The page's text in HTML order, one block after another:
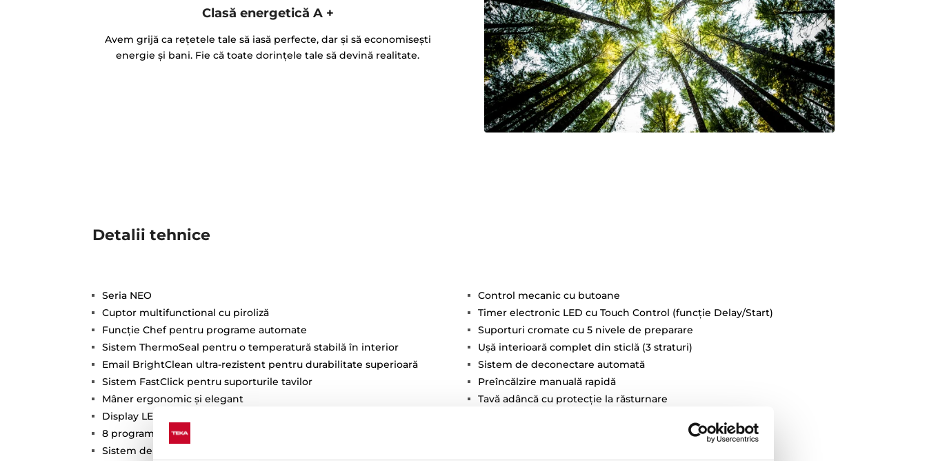
Clasă energetică A +
Avem grijă ca reţetele tale să iasă perfecte, dar şi să economiseşti
energie şi bani. Fie că toate dorinţele tale să devină realitate.
Detalii tehnice
Seria NEO
Cuptor multifunctional cu piroliză
Funcție Chef pentru programe automate
Sistem ThermoSeal pentru o temperatură stabilă în interior
Email BrightClean ultra-rezistent pentru durabilitate superioară
Sistem FastClick pentru suporturile tavilor
Mâner ergonomic și elegant
Display LED de dimensiuni mari
8 programe
Sistem de curăţare DUAL: pirolitic – HydroClean
Control mecanic cu butoane
Timer electronic LED cu Touch Control (funcție Delay/Start)
Suporturi cromate cu 5 nivele de preparare
Uşă interioară complet din sticlă (3 straturi)
Sistem de deconectare automată
Preîncălzire manuală rapidă
Tavă adâncă cu protecţie la răsturnare